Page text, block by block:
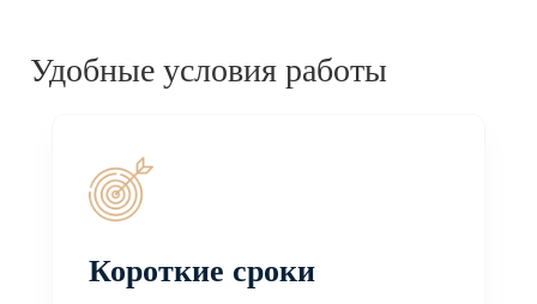
Удобные условия работы
Короткие сроки